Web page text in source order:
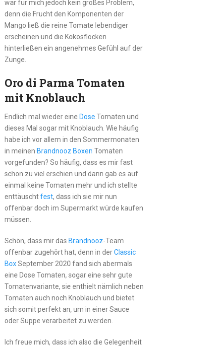
war für mich jedoch kein großes Problem,
denn die Frucht den Komponenten der
Mango ließ die reine Tomate lebendiger
erscheinen und die Kokosflocken
hinterließen ein angenehmes Gefühl auf der
Zunge.
Oro di Parma Tomaten
mit Knoblauch
Endlich mal wieder eine Dose Tomaten und
dieses Mal sogar mit Knoblauch. Wie häufig
habe ich vor allem in den Sommermonaten
in meinen Brandnooz Boxen Tomaten
vorgefunden? So häufig, dass es mir fast
schon zu viel erschien und dann gab es auf
einmal keine Tomaten mehr und ich stellte
enttäuschtfest, dass ich sie mir nun
offenbar doch im Supermarkt würde kaufen
müssen.
Schön, dass mir das Brandnooz-Team
offenbar zugehört hat, denn in derClassic
BoxSeptember 2020 fand sich abermals
eine Dose Tomaten, sogar eine sehr gute
Tomatenvariante, sie enthielt nämlich neben
Tomaten auch noch Knoblauch und bietet
sich somit perfekt an, um in einer Sauce
oder Suppe verarbeitet zu werden.
Ich freue mich, dass ich also die Gelegenheit